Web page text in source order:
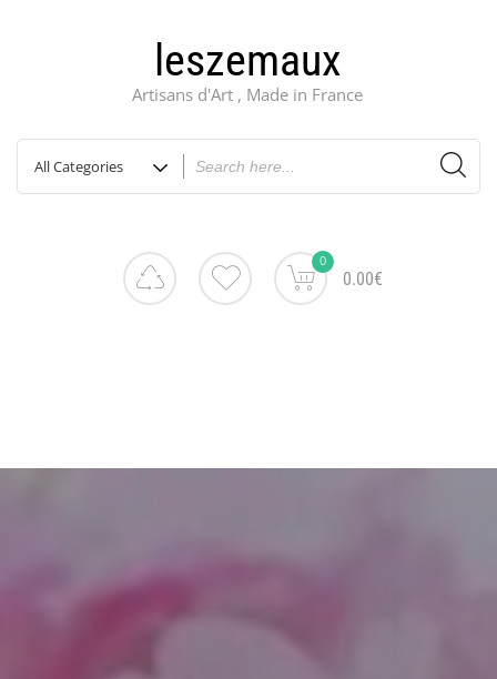
leszemaux
Artisans d'Art , Made in France
0
0.00€